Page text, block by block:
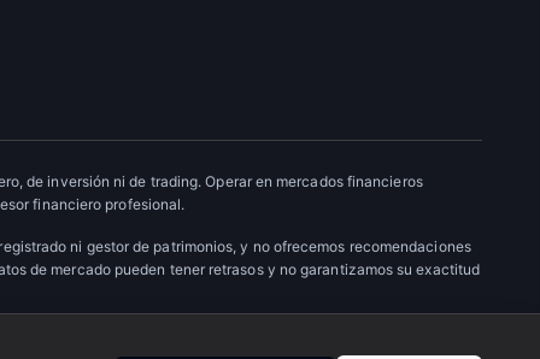
de inversión ni de trading. Operar en mercados financieros
financiero profesional.
ni gestor de patrimonios, y no ofrecemos recomendaciones
de mercado pueden tener retrasos y no garantizamos su exactitud